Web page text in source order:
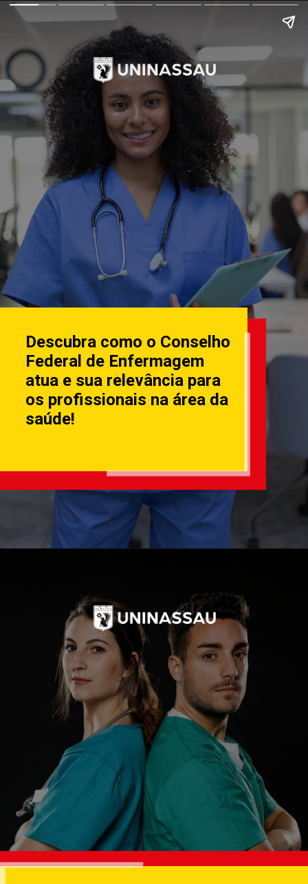
Descubra como o Conselho
Federal de Enfermagem
atua e sua relevância para
os profissionais na área da
saúde!